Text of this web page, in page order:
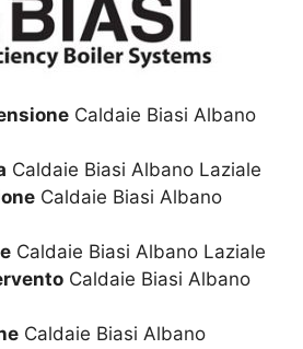
Caldaie Biasi Albano
Caldaie Biasi Albano Laziale
Caldaie Biasi Albano
Caldaie Biasi Albano Laziale
Caldaie Biasi Albano
Caldaie Biasi Albano